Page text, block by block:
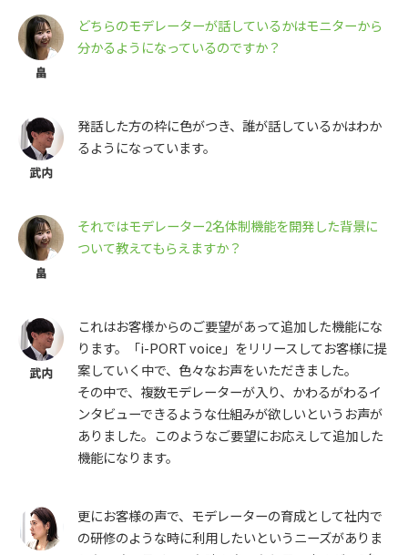
どちらのモデレーターが話しているかはモニターから
分かるようになっているのですか？
発話した方の枠に色がつき、誰が話しているかはわか
るようになっています。
それではモデレーター2名体制機能を開発した背景に
ついて教えてもらえますか？
これはお客様からのご要望があって追加した機能にな
ります。「i-PORT voice」をリリースしてお客様に提
案していく中で、色々なお声をいただきました。
その中で、複数モデレーターが入り、かわるがわるイ
ンタビューできるような仕組みが欲しいというお声が
ありました。このようなご要望にお応えして追加した
機能になります。
更にお客様の声で、モデレーターの育成として社内で
の研修のような時に利用したいというニーズがありま